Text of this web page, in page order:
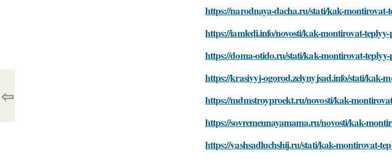
https://narodnaya-dacha.ru/stati/kak-montirovat-
https://iamledi.info/novosti/kak-montirovat-teplyy-
https://doma-otido.ru/stati/kak-montirovat-teplyy-
https://krasivyj-ogorod.zelynyjsad.info/stati/kak-
https://mdmstroyproekt.ru/novosti/kak-
https://sovremennayamama.ru/novosti/kak-
https://vashsadluchshij.ru/stati/kak-montirovat-
⇦